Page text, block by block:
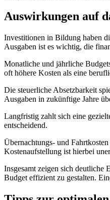
Auswirkungen auf
Investitionen in Bildung haben
Ausgaben ist es wichtig, die
Monatliche und jährliche
oft höhere Kosten als eine
Die steuerliche Absetzbarkeit
Ausgaben in zukünftige Jahre
Langfristig zahlt sich eine
entscheidend.
Übernachtungs- und
Kostenaufstellung ist hierbei
Insgesamt zeigen sich deutliche
Budget effizient zu gestalten.